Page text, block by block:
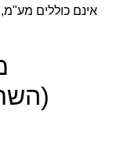
אינם כוללים